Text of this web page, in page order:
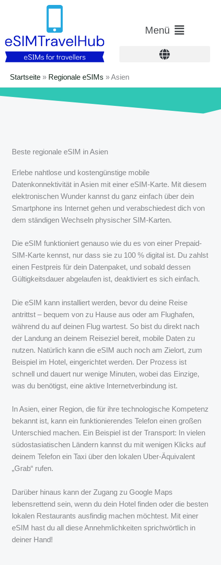
Hauptmenü
Menü
Startseite » Regionale eSIMs »Asien
Beste regionale eSIM in Asien
Erlebe nahtlose und kostengünstige mobile
Datenkonnektivität in Asien mit einer eSIM-Karte. Mit diesem
elektronischen Wunder kannst du ganz einfach über dein
Smartphone ins Internet gehen und verabschiedest dich von
dem ständigen Wechseln physischer SIM-Karten.
Die eSIM funktioniert genauso wie du es von einer Prepaid-
SIM-Karte kennst, nur dass sie zu 100 % digital ist. Du zahlst
einen Festpreis für dein Datenpaket, und sobald dessen
Gültigkeitsdauer abgelaufen ist, deaktiviert es sich einfach.
Die eSIM kann installiert werden, bevor du deine Reise
antrittst – bequem von zu Hause aus oder am Flughafen,
während du auf deinen Flug wartest. So bist du direkt nach
der Landung an deinem Reiseziel bereit, mobile Daten zu
nutzen. Natürlich kann die eSIM auch noch am Zielort, zum
Beispiel im Hotel, eingerichtet werden. Der Prozess ist
schnell und dauert nur wenige Minuten, wobei das Einzige,
was du benötigst, eine aktive Internetverbindung ist.
In Asien, einer Region, die für ihre technologische Kompetenz
bekannt ist, kann ein funktionierendes Telefon einen großen
Unterschied machen. Ein Beispiel ist der Transport: In vielen
südostasiatischen Ländern kannst du mit wenigen Klicks auf
deinem Telefon ein Taxi über den lokalen Uber-Äquivalent
„Grab“ rufen.
Darüber hinaus kann der Zugang zu Google Maps
lebensrettend sein, wenn du dein Hotel finden oder die besten
lokalen Restaurants ausfindig machen möchtest. Mit einer
eSIM hast du all diese Annehmlichkeiten sprichwörtlich in
deiner Hand!